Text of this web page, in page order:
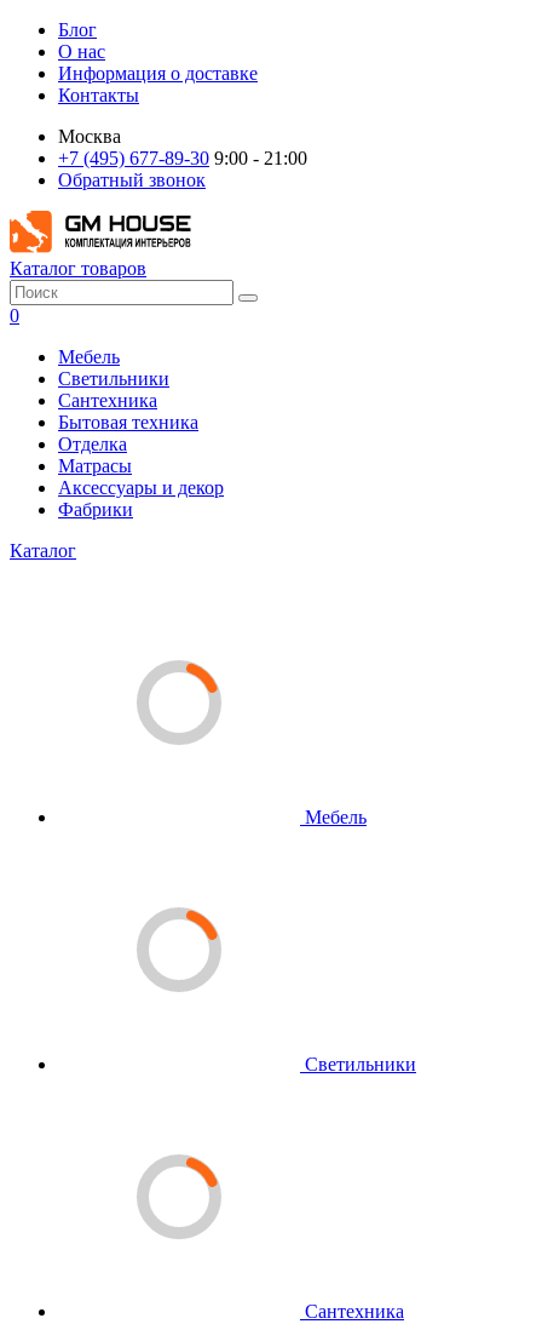
Блог
О нас
Информация о доставке
Контакты
Москва
+7 (495) 677-89-30 9:00 - 21:00
Обратный звонок
Каталог товаров
0
Мебель
Светильники
Сантехника
Бытовая техника
Отделка
Матрасы
Аксессуары и декор
Фабрики
Каталог
Мебель
Светильники
Сантехника